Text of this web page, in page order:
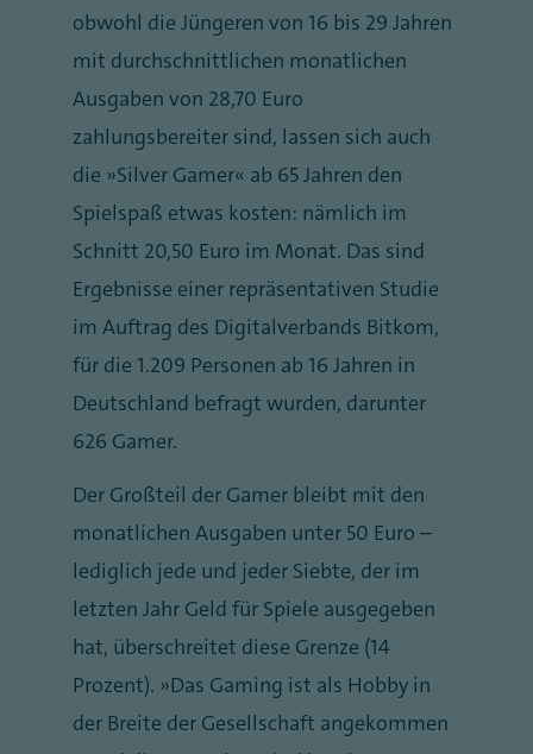
obwohl die Jüngeren von 16 bis 29 Jahren
mit durchschnittlichen monatlichen
Ausgaben von 28,70 Euro
zahlungsbereiter sind, lassen sich auch
die „Silver Gamer“ ab 65 Jahren den
Spielspaß etwas kosten: nämlich im
Schnitt 20,50 Euro im Monat. Das sind
Ergebnisse einer repräsentativen Studie
im Auftrag des Digitalverbands Bitkom,
für die 1.209 Personen ab 16 Jahren in
Deutschland befragt wurden, darunter
626 Gamer.
Der Großteil der Gamer bleibt mit den
monatlichen Ausgaben unter 50 Euro –
lediglich jede und jeder Siebte, der im
letzten Jahr Geld für Spiele ausgegeben
hat, überschreitet diese Grenze (14
Prozent). „Das Gaming ist als Hobby in
der Breite der Gesellschaft angekommen